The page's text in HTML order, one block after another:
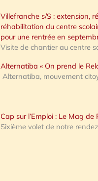
Villefranche s/S : extension,
réhabilitation du centre
pour une rentrée en
Visite de chantier au centre
Alternatiba « On prend le
Alternatiba, mouvement
Cap sur l’Emploi : Le Mag de
Sixième volet de notre